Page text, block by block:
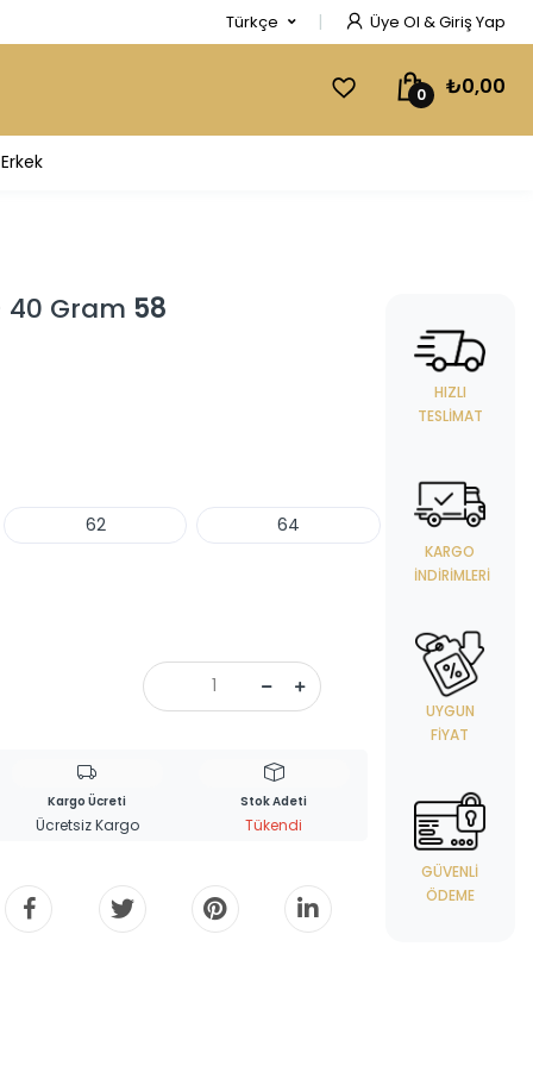
Türkçe Üye Ol & Giriş Yap
0 ₺0,00
Erkek
40 Gram 58
62 64
Kargo Ücreti
Ücretsiz Kargo
Stok Adeti
Tükendi
HIZLI
TESLIMAT
KARGO
İNDIRIMLERI
UYGUN
FIYAT
GÜVENLI
ÖDEME